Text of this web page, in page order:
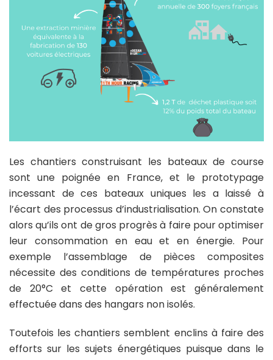
Les chantiers construisant les bateaux de course
sont une poignée en France, et le prototypage
incessant de ces bateaux uniques les a laissé à
l’écart des processus d’industrialisation. On constate
alors qu’ils ont de gros progrès à faire pour optimiser
leur consommation en eau et en énergie. Pour
exemple l’assemblage de pièces composites
nécessite des conditions de températures proches
de 20°C et cette opération est généralement
effectuée dans des hangars non isolés.
Toutefois les chantiers semblent enclins à faire des
efforts sur les sujets énergétiques puisque dans le